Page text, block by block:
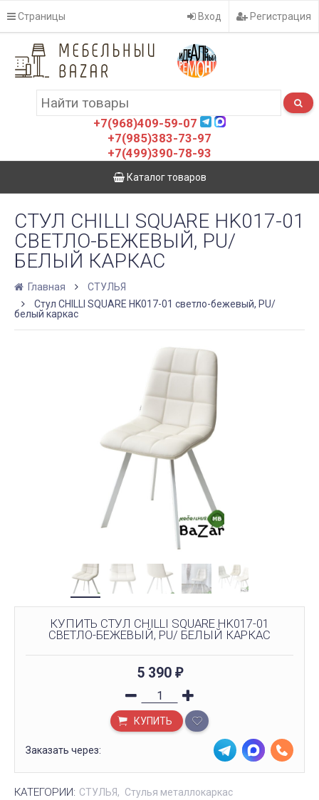
Страницы Вход Регистрация
+7(968)409-59-07
+7(985)383-73-97
+7(499)390-78-93
Каталог товаров
СТУЛ CHILLI SQUARE HK017-01
СВЕТЛО-БЕЖЕВЫЙ, PU/
БЕЛЫЙ КАРКАС
Главная
СТУЛЬЯ
Стул CHILLI SQUARE HK017-01 светло-бежевый, PU/
белый каркас
КУПИТЬ СТУЛ CHILLI SQUARE HK017-01
СВЕТЛО-БЕЖЕВЫЙ, PU/ БЕЛЫЙ КАРКАС
5 390 ₽
КУПИТЬ
Заказать через:
КАТЕГОРИИ: СТУЛЬЯ Стулья металлокаркас